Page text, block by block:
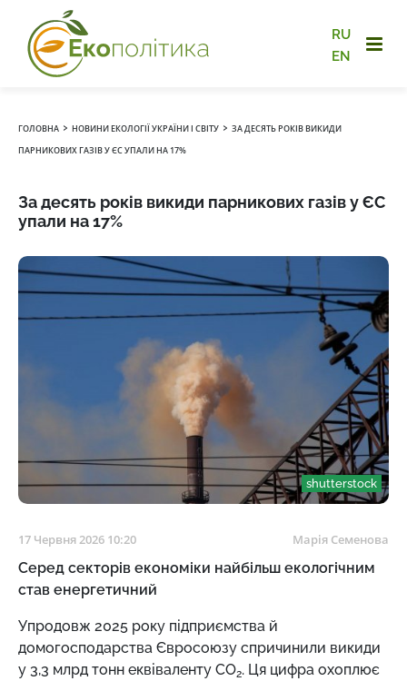
RU
EN
ГОЛОВНА › НОВИНИ ЕКОЛОГІЇ УКРАЇНИ І СВІТУ › ЗА ДЕСЯТЬ РОКІВ ВИКИДИ
ПАРНИКОВИХ ГАЗІВ У ЄС УПАЛИ НА 17%
За десять років викиди парникових газів у ЄС
упали на 17%
shutterstock
17 Червня 2026 10:20 Марія Семенова
Серед секторів економіки найбільш екологічним
став енергетичний
Упродовж 2025 року підприємства й
домогосподарства Євросоюзу спричинили викиди
у 3,3 млрд тонн еквіваленту СО2. Ця цифра охоплює